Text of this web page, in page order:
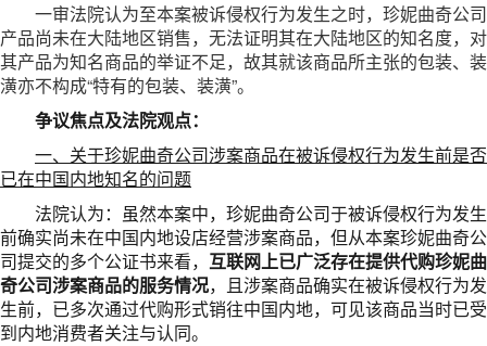
一审法院认为至本案被诉侵权行为发生之时，珍妮曲奇公司
产品尚未在大陆地区销售，无法证明其在大陆地区的知名度，对
其产品为知名商品的举证不足， 故其就该商品所主张的包装、装
潢亦不构成“特有的包装、装潢”。
争议焦点及法院观点：
一、关于珍妮曲奇公司涉案商品在被诉侵权行为发生前是否
已在中国内地知名的问题
法院认为：虽然本案中，珍妮曲奇公司于被诉侵权行为发生
前确实尚未在中国内地设店经营涉案商品，但从本案珍妮曲奇公
司提交的多个公证书来看， 互联网上已广泛存在提供代购珍妮曲
奇公司涉案商品的服务情况，且涉案商品确实在被诉侵权行为发
生前，已多次通过代购形式销往中国内地，可见该商品当时已受
到内地消费者关注与认同。